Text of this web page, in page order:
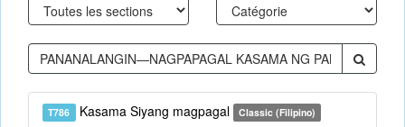
T786 Kasama Siyang magpagal Classic (Filipino)